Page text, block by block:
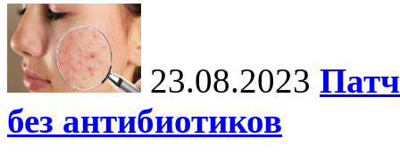
23.08.2023
без антибиотиков